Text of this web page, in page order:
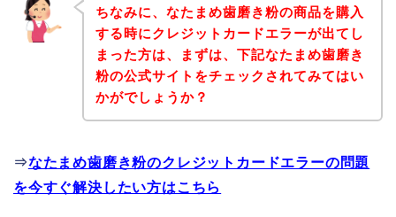
ちなみに、なたまめ歯磨き粉の商品を購入
する時にクレジットカードエラーが出てし
まった方は、まずは、下記なたまめ歯磨き
粉の公式サイトをチェックされてみてはい
かがでしょうか？
⇒なたまめ歯磨き粉のクレジットカードエラーの問題
を今すぐ解決したい方はこちら